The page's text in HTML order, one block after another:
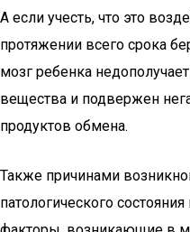
А если учесть, что это
протяжении всего срока
мозг ребенка
вещества и подвержен
продуктов обмена.
Также причинами
патологического